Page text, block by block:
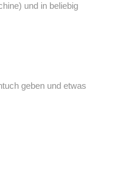
und in beliebig
geben und etwas